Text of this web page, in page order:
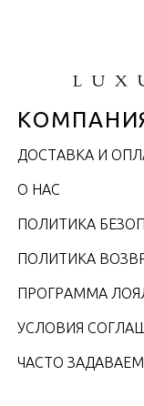
ДОСТАВКА И
О НАС
ПОЛИТИКА
ПОЛИТИКА
ПРОГРАММА
УСЛОВИЯ
ЧАСТО